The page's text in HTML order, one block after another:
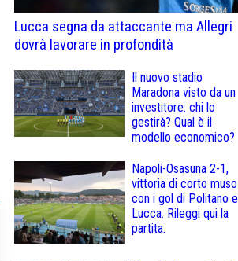
Lucca segna da attaccante ma Allegri
dovrà lavorare in profondità
Il nuovo stadio
Maradona visto da un
investitore: chi lo
gestirà? Qual è il
modello economico?
Napoli-Osasuna 2-1,
vittoria di corto muso
con i gol di Politano e
Lucca. Rileggi qui la
partita.